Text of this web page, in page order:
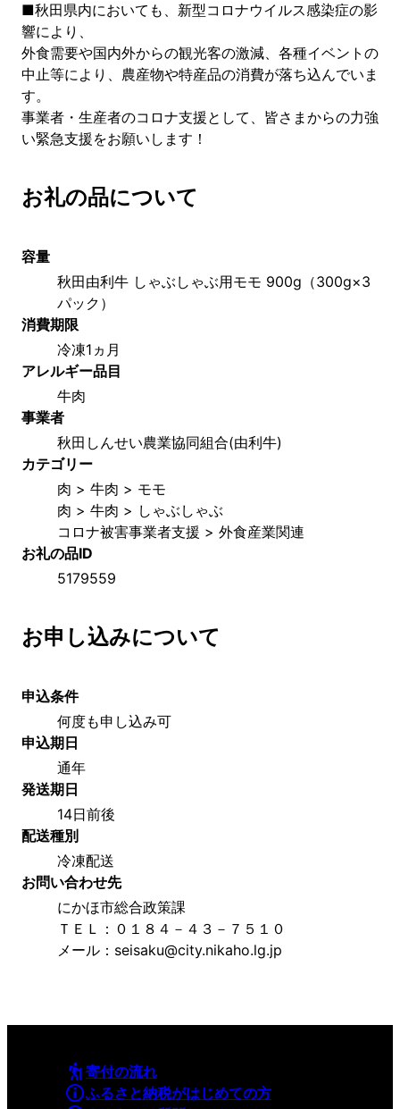
■秋田県内においても、新型コロナウイルス感染症の影
響により、
外食需要や国内外からの観光客の激減、各種イベントの
中止等により、農産物や特産品の消費が落ち込んでいま
す。
事業者・生産者のコロナ支援として、皆さまからの力強
い緊急支援をお願いします！
お礼の品について
容量
秋田由利牛 しゃぶしゃぶ用モモ 900g（300g×3
パック）
消費期限
冷凍1ヵ月
アレルギー品目
牛肉
事業者
秋田しんせい農業協同組合(由利牛)
カテゴリー
肉 > 牛肉 > モモ
肉 > 牛肉 > しゃぶしゃぶ
コロナ被害事業者支援 > 外食産業関連
お礼の品ID
5179559
お申し込みについて
申込条件
何度も申し込み可
申込期日
通年
発送期日
14日前後
配送種別
冷凍配送
お問い合わせ先
にかほ市総合政策課
ＴＥＬ：０１８４－４３－７５１０
メール：seisaku@city.nikaho.lg.jp
寄付の流れ
ふるさと納税がはじめての方